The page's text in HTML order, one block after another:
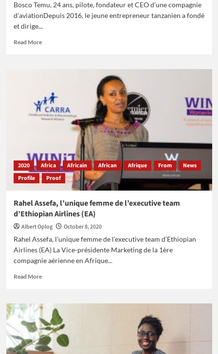
Bosco Temu, 24 ans, pilote, fondateur et CEO d’une compagnie
d’aviationDepuis 2016, le jeune entrepreneur tanzanien a fondé
et dirige...
Read MoreRead
ans,
pilote,
fondateur
compagnie
d’aviation
2020 Africa Africain African Afrique From
News
Profile
Proof
Rahel Assefa, l’unique femme de l’executive team
d’Ethiopian Airlines (EA)
Albert Oplog
October 8, 2020
Rahel Assefa, l’unique femme de l’executive team d’Ethiopian
Airlines (EA) La Vice-présidente Marketing de la 1ère
compagnie aérienne en Afrique...
Read MoreRead
Rahel
Assefa,
l’unique
femme
de
l’executive